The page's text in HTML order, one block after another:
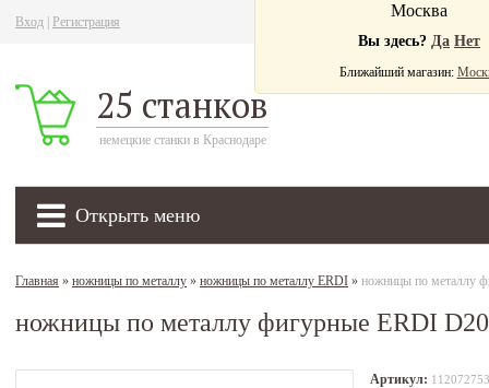
Вход Регистрация
25 станков
немецкие станки в Краснодаре
Открыть меню
Москва
Вы здесь? Да Нет
Ближайший магазин:
Главная » ножницы по металлу » ножницы по металлу ERDI » ножницы по металлу
ножницы по металлу фигурные ERDI
Артикул: 112072753